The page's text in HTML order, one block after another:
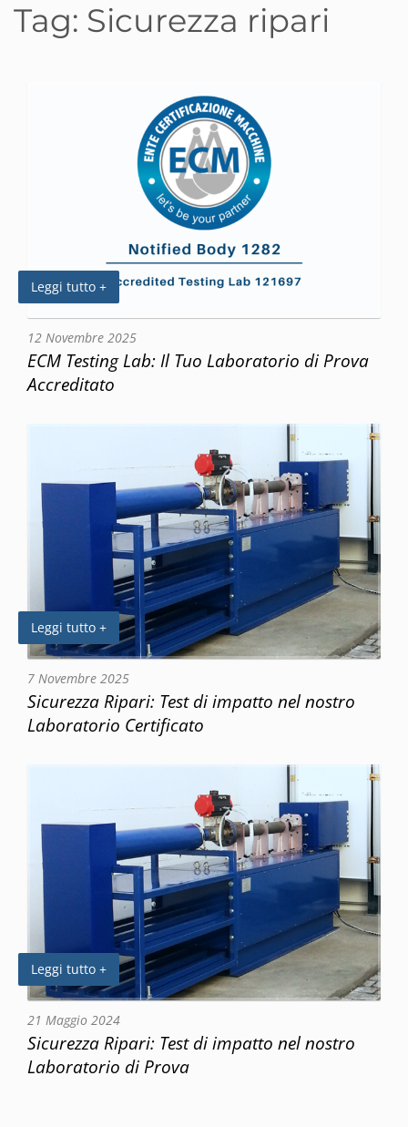
Tag: Sicurezza ripari
Leggi tutto +
12 Novembre 2025
ECM Testing Lab: Il Tuo Laboratorio di Prova
Accreditato
Leggi tutto +
7 Novembre 2025
Sicurezza Ripari: Test di impatto nel nostro
Laboratorio Certificato
Leggi tutto +
21 Maggio 2024
Sicurezza Ripari: Test di impatto nel nostro
Laboratorio di Prova